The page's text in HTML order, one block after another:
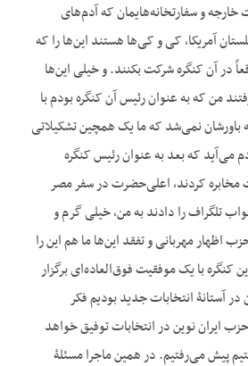
خارجه و سفارتخانه‌هایمان که آدم‌های
آمریکا، کی و کی‌ها هستند این‌ها را که
در آن کنگره شرکت بکنند. و خیلی این‌ها
من که به عنوان رئیس آن کنگره بودم با
نمی‌شد که ما یک همچین تشکیلاتی
می‌آید که بعد به عنوان رئیس کنگره
کردند، اعلی‌حضرت در سفر مصر
تلگراف را دادند به من، خیلی گرم و
اظهار مهربانی و تفقد این‌ها ما هم این را
کنگره با یک موفقیت فوق‌العاده‌ای برگزار
آستانۀ انتخابات جدید بودیم فکر
ایران نوین در انتخابات توفیق خواهد
پیش می‌رفتیم. در همین ماجرا مسئلۀ